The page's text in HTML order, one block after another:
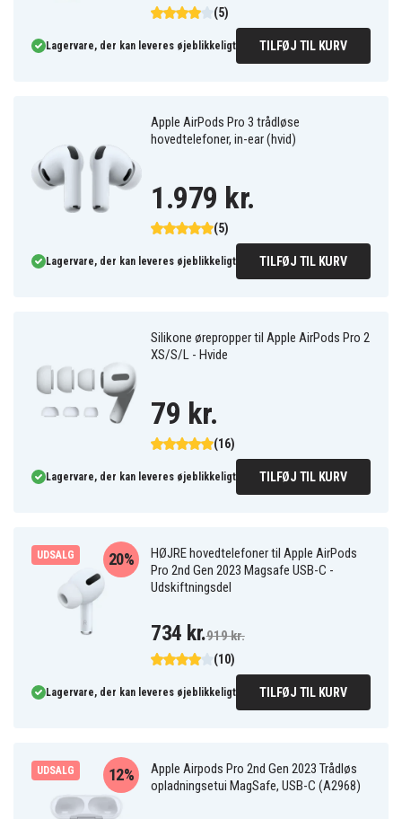
(5)
Lagervare, der kan leveres øjeblikkeligt TILFØJ TIL KURV
Apple AirPods Pro 3 trådløse
hovedtelefoner, in-ear (hvid)
(5)
1.979 kr.
Lagervare, der kan leveres øjeblikkeligt TILFØJ TIL KURV
Silikone ørepropper til Apple AirPods Pro 2
XS/S/L - Hvide
(16)
79 kr.
Lagervare, der kan leveres øjeblikkeligt TILFØJ TIL KURV
UDSALG
HØJRE hovedtelefoner til Apple AirPods
Pro 2nd Gen 2023 Magsafe USB-C -
Udskiftningsdel
(10)
20%
734 kr.919 kr.
Lagervare, der kan leveres øjeblikkeligt TILFØJ TIL KURV
UDSALG
Apple Airpods Pro 2nd Gen 2023 Trådløs
opladningsetui MagSafe, USB-C (A2968)
12%